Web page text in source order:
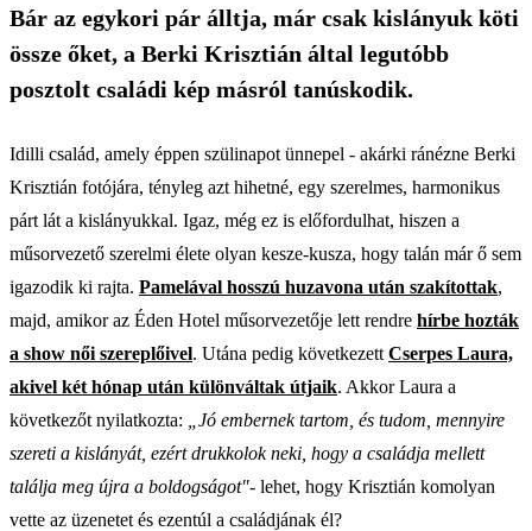
Bár az egykori pár álltja, már csak kislányuk köti
össze őket, a Berki Krisztián által legutóbb
posztolt családi kép másról tanúskodik.
Idilli család, amely éppen szülinapot ünnepel - akárki ránézne Berki
Krisztián fotójára, tényleg azt hihetné, egy szerelmes, harmonikus
párt lát a kislányukkal. Igaz, még ez is előfordulhat, hiszen a
műsorvezető szerelmi élete olyan kesze-kusza, hogy talán már ő sem
igazodik ki rajta. Pamelával hosszú huzavona után szakítottak,
majd, amikor az Éden Hotel műsorvezetője lett rendre hírbe hozták
a show női szereplőivel. Utána pedig következett Cserpes Laura,
akivel két hónap után különváltak útjaik. Akkor Laura a
következőt nyilatkozta:
„Jó embernek tartom, és tudom, mennyire
szereti a kislányát, ezért drukkolok neki, hogy a családja mellett
találja meg újra a boldogságot"- lehet, hogy Krisztián komolyan
vette az üzenetet és ezentúl a családjának él?